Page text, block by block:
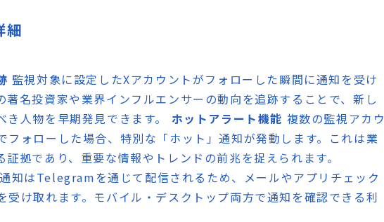
細
監視対象に設定したXアカウントがフォローした瞬間に通知を受け
著名投資家や業界インフルエンサーの動向を追跡することで、新し
人物を早期発見できます。 ホットアラート機能 複数の監視アカウ
フォローした場合、特別な「ホット」通知が発動します。これは業
拠であり、重要な情報やトレンドの前兆を捉えられます。
知はTelegramを通じて配信されるため、メールやアプリチェック
受け取れます。モバイル・デスクトップ両方で通知を確認できる利